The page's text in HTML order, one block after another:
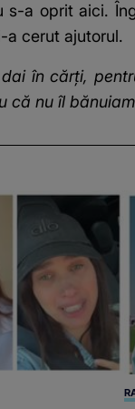
s-a oprit aici.
a cerut ajutorul.
în cărți,
că nu îl